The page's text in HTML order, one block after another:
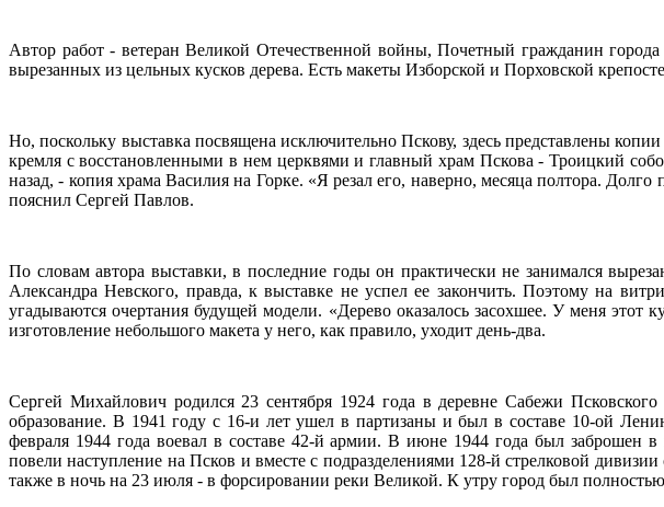
Автор работ - ветеран Великой Отечественной войны, Почетный гражданин
вырезанных из цельных кусков дерева. Есть макеты Изборской и Порховской
Но, поскольку выставка посвящена исключительно Пскову, здесь представлены
кремля с восстановленными в нем церквями и главный храм Пскова - Троицкий
назад, - копия храма Василия на Горке. «Я резал его, наверно, месяца полтора.
пояснил Сергей Павлов.
По словам автора выставки, в последние годы он практически не занимался
Александра Невского, правда, к выставке не успел ее закончить. Поэтому на
угадываются очертания будущей модели. «Дерево оказалось засохшее. У меня этот
изготовление небольшого макета у него, как правило, уходит день-два.
Сергей Михайлович родился 23 сентября 1924 года в деревне Сабежи
образование. В 1941 году с 16-и лет ушел в партизаны и был в составе 10-ой
февраля 1944 года воевал в составе 42-й армии. В июне 1944 года был заброшен
повели наступление на Псков и вместе с подразделениями 128-й стрелковой
также в ночь на 23 июля - в форсировании реки Великой. К утру город был